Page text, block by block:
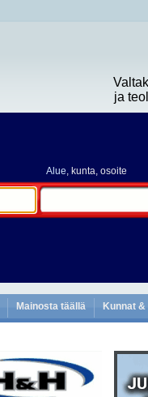
ja
Alue, kunta, osoite
Mainosta täällä Kunnat